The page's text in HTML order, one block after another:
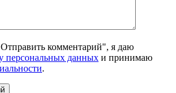
комментарий", я даю
персональных данных и принимаю
.